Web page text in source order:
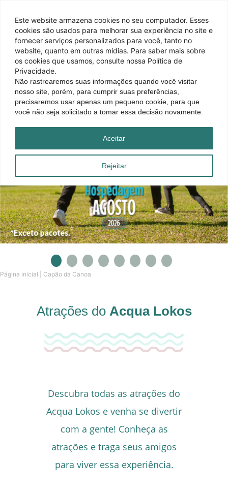
Este website armazena cookies no seu computador. Esses
cookies são usados ​​para melhorar sua experiência no site e
fornecer serviços personalizados para você, tanto no
website, quanto em outras mídias. Para saber mais sobre
os cookies que usamos, consulte nossa Política de
Privacidade.
Não rastrearemos suas informações quando você visitar
nosso site, porém, para cumprir suas preferências,
precisaremos usar apenas um pequeno cookie, para que
você não seja solicitado a tomar essa decisão novamente.
Rejeitar
Aceitar
Página inicial Capão da Canoa
Atrações do Acqua Lokos
Descubra todas as atrações do
Acqua Lokos e venha se divertir
com a gente! Conheça as
atrações e traga seus amigos
para viver essa experiência.